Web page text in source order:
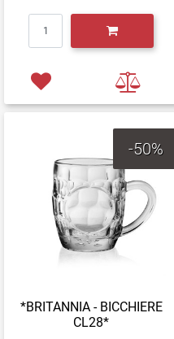
-50%
*BRITANNIA - BICCHIERE
CL28*